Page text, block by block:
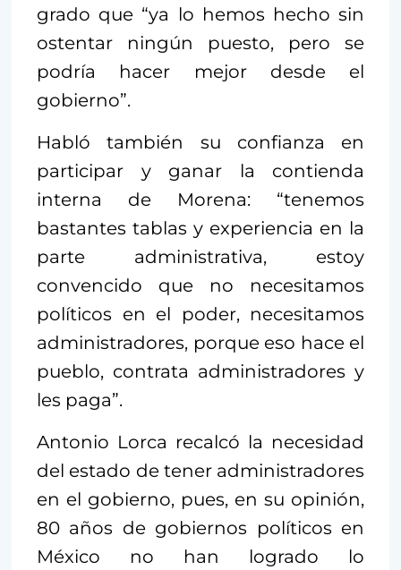
grado que “ya lo hemos hecho sin
ostentar ningún puesto, pero se
podría hacer mejor desde el
gobierno”.
Habló también su confianza en
participar y ganar la contienda
interna de Morena: “tenemos
bastantes tablas y experiencia en la
parte administrativa, estoy
convencido que no necesitamos
políticos en el poder, necesitamos
administradores, porque eso hace el
pueblo, contrata administradores y
les paga”.
Antonio Lorca recalcó la necesidad
del estado de tener administradores
en el gobierno, pues, en su opinión,
80 años de gobiernos políticos en
México no han logrado lo